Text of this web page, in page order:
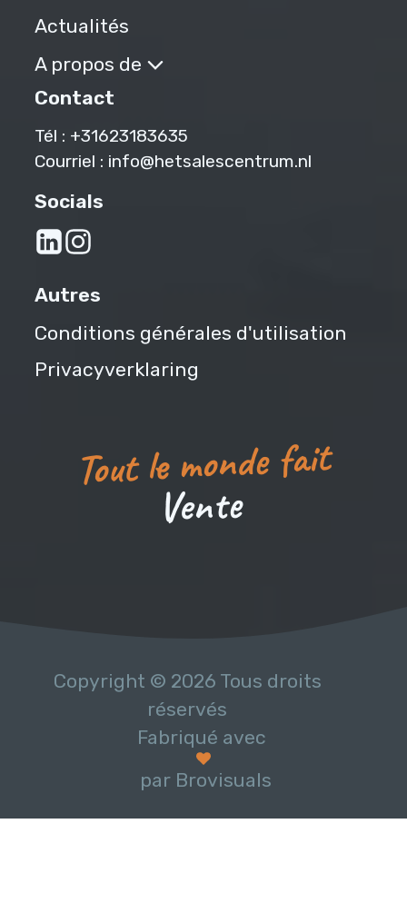
Actualités
A propos de
Contact
Tél : +31623183635‬
Courriel : info@hetsalescentrum.nl
Socials
Autres
Conditions générales d'utilisation
Privacyverklaring
Tout le monde fait
Vente
Copyright © 2026 Tous droits
réservés
Fabriqué avec
par Brovisuals